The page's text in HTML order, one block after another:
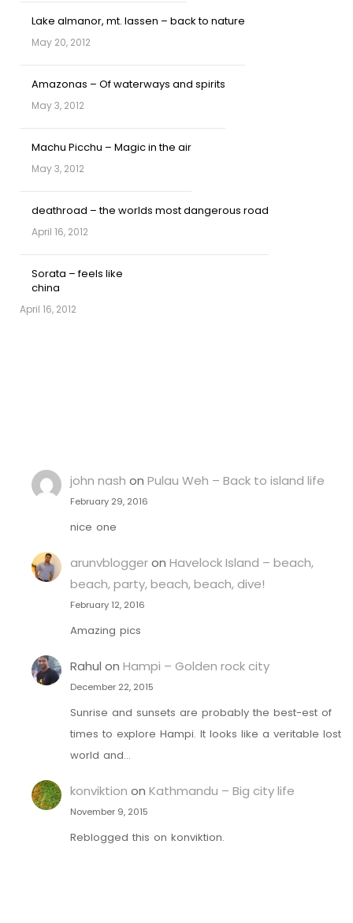
Lake almanor, mt. lassen – back to nature
May 20, 2012
Amazonas – Of waterways and spirits
May 3, 2012
Machu Picchu – Magic in the air
May 3, 2012
deathroad – the worlds most dangerous road
April 16, 2012
Sorata – feels like
china
April 16, 2012
john nash on Pulau Weh – Back to island life
February 29, 2016
nice one
arunvbloggeron Havelock Island – beach,
beach, party, beach, beach, dive!
February 12, 2016
Amazing pics
Rahul on Hampi – Golden rock city
December 22, 2015
Sunrise and sunsets are probably the best-est of
times to explore Hampi. It looks like a veritable lost
world and…
konviktion on Kathmandu – Big city life
November 9, 2015
Reblogged this on konviktion.